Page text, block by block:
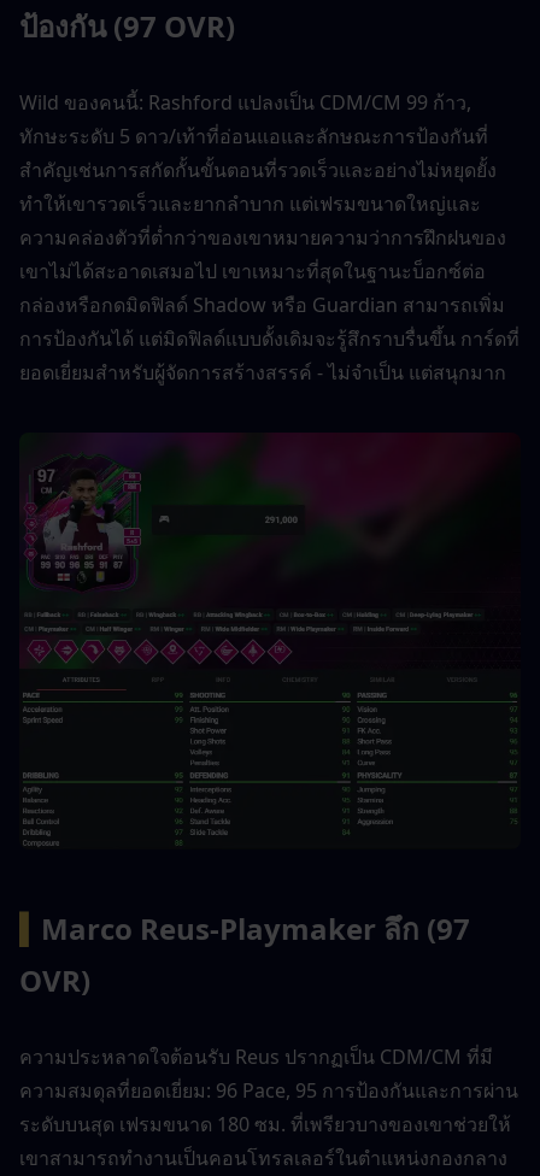
ป้องกัน (97 OVR)
Wild ของคนนี้: Rashford แปลงเป็น CDM/CM 99 ก้าว,
ทักษะระดับ 5 ดาว/เท้าที่อ่อนแอและลักษณะการป้องกันที่
สำคัญเช่นการสกัดกั้นขั้นตอนที่รวดเร็วและอย่างไม่หยุดยั้ง
ทำให้เขารวดเร็วและยากลำบาก แต่เฟรมขนาดใหญ่และ
ความคล่องตัวที่ต่ำกว่าของเขาหมายความว่าการฝึกฝนของ
เขาไม่ได้สะอาดเสมอไป เขาเหมาะที่สุดในฐานะบ็อกซ์ต่อ
กล่องหรือกดมิดฟิลด์ Shadow หรือ Guardian สามารถเพิ่ม
การป้องกันได้ แต่มิดฟิลด์แบบดั้งเดิมจะรู้สึกราบรื่นขึ้น การ์ดที่
ยอดเยี่ยมสำหรับผู้จัดการสร้างสรรค์ - ไม่จำเป็น แต่สนุกมาก
Marco Reus-Playmaker ลึก (97
OVR)
ความประหลาดใจต้อนรับ Reus ปรากฏเป็น CDM/CM ที่มี
ความสมดุลที่ยอดเยี่ยม: 96 Pace, 95 การป้องกันและการผ่าน
ระดับบนสุด เฟรมขนาด 180 ซม. ที่เพรียวบางของเขาช่วยให้
เขาสามารถทำงานเป็นคอนโทรลเลอร์ในตำแหน่งกองกลาง